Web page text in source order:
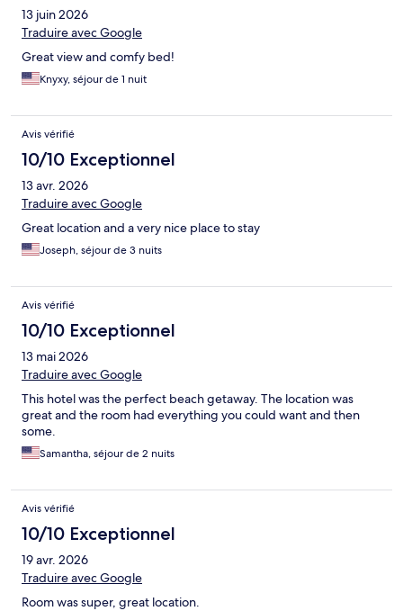
13 juin 2026
Traduire avec Google
Great view and comfy bed!
Knyxy, séjour de 1 nuit
Avis vérifié
10/10 Exceptionnel
13 avr. 2026
Traduire avec Google
Great location and a very nice place to stay
Joseph, séjour de 3 nuits
Avis vérifié
10/10 Exceptionnel
13 mai 2026
Traduire avec Google
This hotel was the perfect beach getaway. The location was
great and the room had everything you could want and then
some.
Samantha, séjour de 2 nuits
Avis vérifié
10/10 Exceptionnel
19 avr. 2026
Traduire avec Google
Room was super, great location.